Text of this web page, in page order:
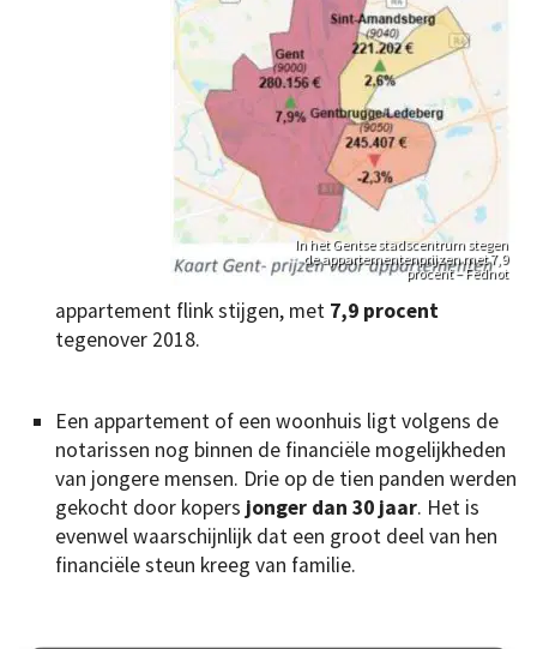
In het Gentse stadscentrum stegen
de appartementenprijzen met 7,9
procent – Fednot
appartement flink stijgen, met 7,9 procent
tegenover 2018.
Een appartement of een woonhuis ligt volgens de
notarissen nog binnen de financiële mogelijkheden
van jongere mensen. Drie op de tien panden werden
gekocht door kopers jonger dan 30 jaar. Het is
evenwel waarschijnlijk dat een groot deel van hen
financiële steun kreeg van familie.